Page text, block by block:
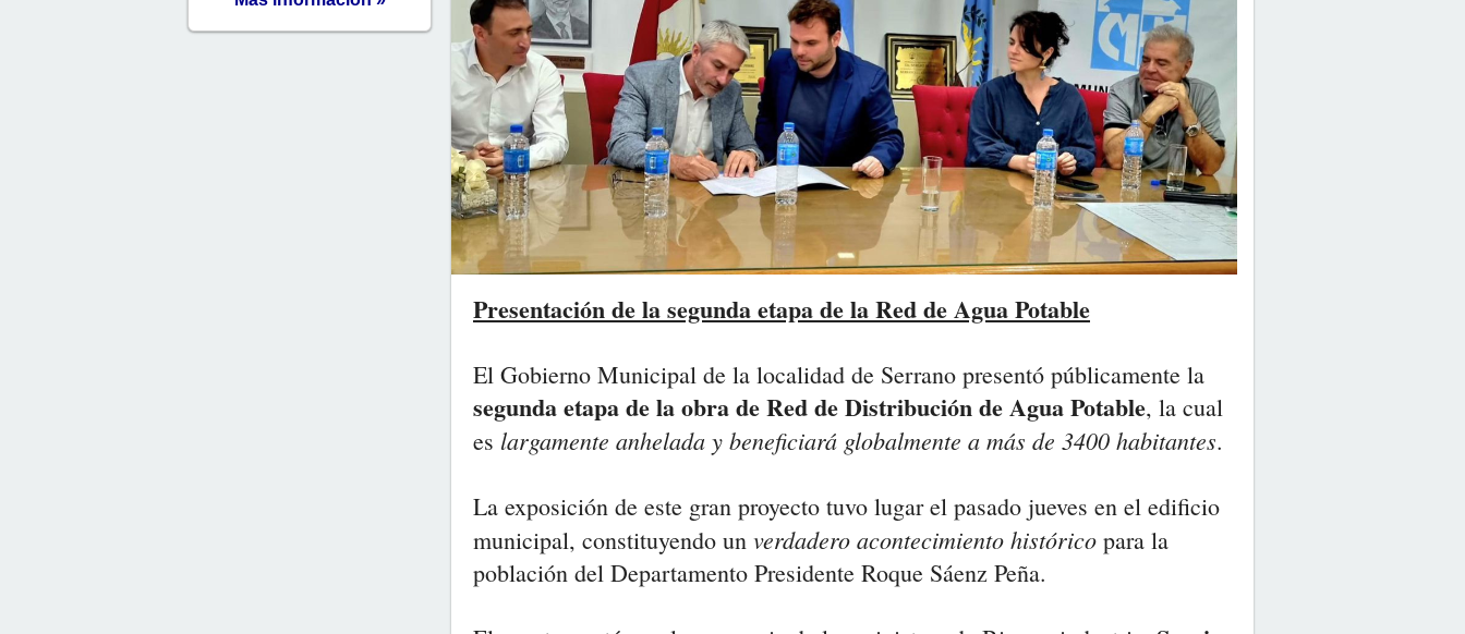
Presentación de la segunda etapa de la Red de Agua Potable
El Gobierno Municipal de la localidad de Serrano presentó públicamente la
segunda etapa de la obra de Red de Distribución de Agua Potable, la cual
es largamente anhelada y beneficiará globalmente a más de 3400 habitantes.
La exposición de este gran proyecto tuvo lugar el pasado jueves en el edificio
municipal, constituyendo un verdadero acontecimiento histórico para la
población del Departamento Presidente Roque Sáenz Peña.